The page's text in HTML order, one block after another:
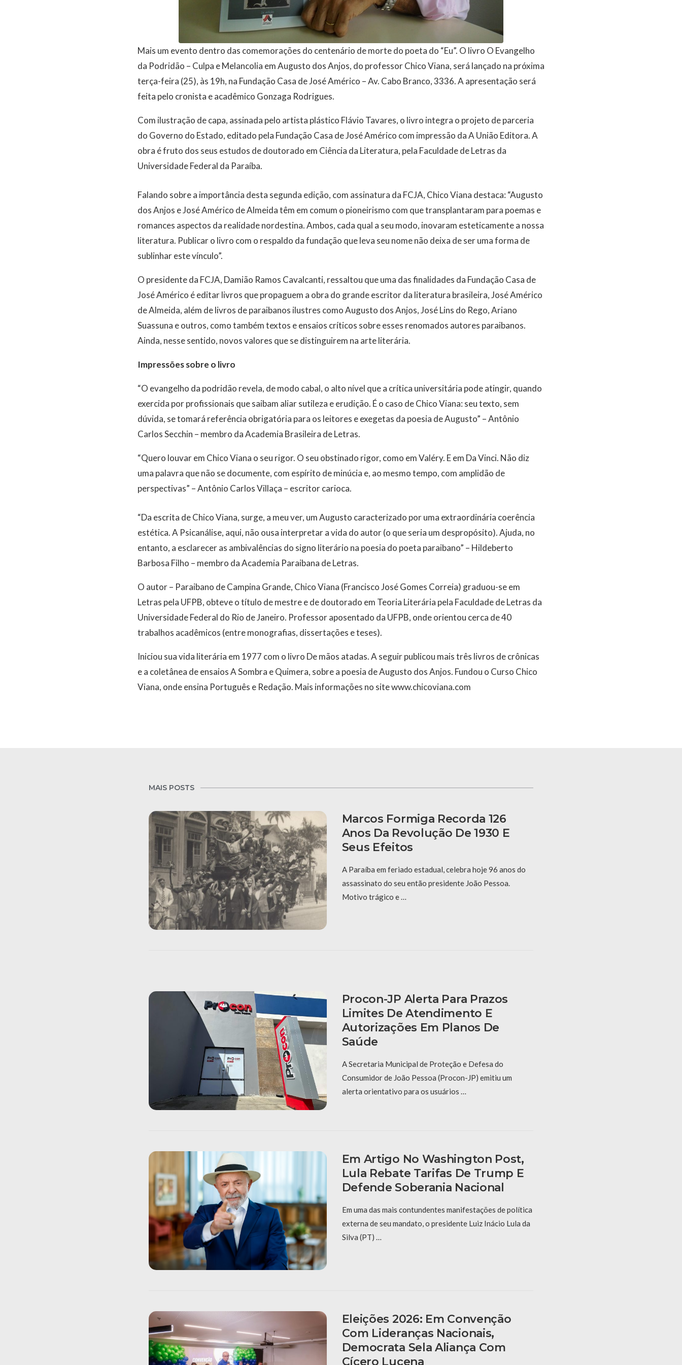
Mais um evento dentro das comemorações do centenário de morte do poeta do “Eu”. O livro O Evangelho
da Podridão – Culpa e Melancolia em Augusto dos Anjos, do professor Chico Viana, será lançado na próxima
terça-feira (25), às 19h, na Fundação Casa de José Américo – Av. Cabo Branco, 3336. A apresentação será
feita pelo cronista e acadêmico Gonzaga Rodrigues.
Com ilustração de capa, assinada pelo artista plástico Flávio Tavares, o livro integra o projeto de parceria
do Governo do Estado, editado pela Fundação Casa de José Américo com impressão da A União Editora. A
obra é fruto dos seus estudos de doutorado em Ciência da Literatura, pela Faculdade de Letras da
Universidade Federal da Paraíba.
Falando sobre a importância desta segunda edição, com assinatura da FCJA, Chico Viana destaca: “Augusto
dos Anjos e José Américo de Almeida têm em comum o pioneirismo com que transplantaram para poemas e
romances aspectos da realidade nordestina. Ambos, cada qual a seu modo, inovaram esteticamente a nossa
literatura. Publicar o livro com o respaldo da fundação que leva seu nome não deixa de ser uma forma de
sublinhar este vínculo”.
O presidente da FCJA, Damião Ramos Cavalcanti, ressaltou que uma das finalidades da Fundação Casa de
José Américo é editar livros que propaguem a obra do grande escritor da literatura brasileira, José Américo
de Almeida, além de livros de paraibanos ilustres como Augusto dos Anjos, José Lins do Rego, Ariano
Suassuna e outros, como também textos e ensaios críticos sobre esses renomados autores paraibanos.
Ainda, nesse sentido, novos valores que se distinguirem na arte literária.
Impressões sobre o livro
“O evangelho da podridão revela, de modo cabal, o alto nível que a crítica universitária pode atingir, quando
exercida por profissionais que saibam aliar sutileza e erudição. É o caso de Chico Viana: seu texto, sem
dúvida, se tomará referência obrigatória para os leitores e exegetas da poesia de Augusto” – Antônio
Carlos Secchin – membro da Academia Brasileira de Letras.
“Quero louvar em Chico Viana o seu rigor. O seu obstinado rigor, como em Valéry. E em Da Vinci. Não diz
uma palavra que não se documente, com espírito de minúcia e, ao mesmo tempo, com amplidão de
perspectivas” – Antônio Carlos Villaça – escritor carioca.
“Da escrita de Chico Viana, surge, a meu ver, um Augusto caracterizado por uma extraordinária coerência
estética. A Psicanálise, aqui, não ousa interpretar a vida do autor (o que seria um despropósito). Ajuda, no
entanto, a esclarecer as ambivalências do signo literário na poesia do poeta paraibano” – Hildeberto
Barbosa Filho – membro da Academia Paraibana de Letras.
O autor – Paraibano de Campina Grande, Chico Viana (Francisco José Gomes Correia) graduou-se em
Letras pela UFPB, obteve o título de mestre e de doutorado em Teoria Literária pela Faculdade de Letras da
Universidade Federal do Rio de Janeiro. Professor aposentado da UFPB, onde orientou cerca de 40
trabalhos acadêmicos (entre monografias, dissertações e teses).
Iniciou sua vida literária em 1977 com o livro De mãos atadas. A seguir publicou mais três livros de crônicas
e a coletânea de ensaios A Sombra e Quimera, sobre a poesia de Augusto dos Anjos. Fundou o Curso Chico
Viana, onde ensina Português e Redação. Mais informações no site www.chicoviana.com
MAIS POSTS
Marcos Formiga Recorda 126
Anos Da Revolução De 1930 E
Seus Efeitos
A Paraíba em feriado estadual, celebra hoje 96 anos do
assassinato do seu então presidente João Pessoa.
Motivo trágico e …
Procon-JP Alerta Para Prazos
Limites De Atendimento E
Autorizações Em Planos De
Saúde
A Secretaria Municipal de Proteção e Defesa do
Consumidor de João Pessoa (Procon-JP) emitiu um
alerta orientativo para os usuários …
Em Artigo No Washington Post,
Lula Rebate Tarifas De Trump E
Defende Soberania Nacional
Em uma das mais contundentes manifestações de política
externa de seu mandato, o presidente Luiz Inácio Lula da
Silva (PT) …
Eleições 2026: Em Convenção
Com Lideranças Nacionais,
Democrata Sela Aliança Com
Cícero Lucena